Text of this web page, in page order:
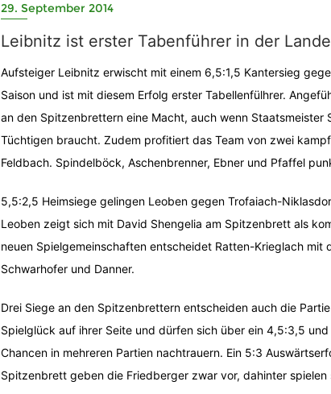
29. September 2014
Leibnitz ist erster Tabenführer in der
Aufsteiger Leibnitz erwischt mit einem 6,5:1,5 Kantersieg
Saison und ist mit diesem Erfolg erster Tabellenfülhrer.
an den Spitzenbrettern eine Macht, auch wenn
Tüchtigen braucht. Zudem profitiert das Team von zwei
Feldbach. Spindelböck, Aschenbrenner, Ebner und Pfaffel
5,5:2,5 Heimsiege gelingen Leoben gegen Trofaiach-
Leoben zeigt sich mit David Shengelia am Spitzenbrett als
neuen Spielgemeinschaften entscheidet Ratten-Krieglach
Schwarhofer und Danner.
Drei Siege an den Spitzenbrettern entscheiden auch die
Spielglück auf ihrer Seite und dürfen sich über ein 4,5:3,5
Chancen in mehreren Partien nachtrauern. Ein 5:3
Spitzenbrett geben die Friedberger zwar vor, dahinter spielen